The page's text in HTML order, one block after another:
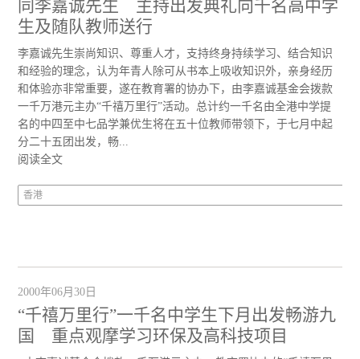
同李嘉诚先生 主持出发典礼向千名高中学
生及随队教师送行
李嘉诚先生崇尚知识、尊重人才，支持终身持续学习、结合知识
和经验的理念，认为年青人除可从书本上吸收知识外，亲身经历
和体验亦非常重要，遂在教育署的协办下，由李嘉诚基金会拨款
一千万港元主办“千禧万里行”活动。总计约一千名由全港中学提
名的中四至中七品学兼优生将在五十位教师带领下，于七月中起
分二十五团出发，畅...
阅读全文
香港
2000年06月30日
“千禧万里行”一千名中学生下月出发畅游九
国 重点观摩学习环保及高科技项目